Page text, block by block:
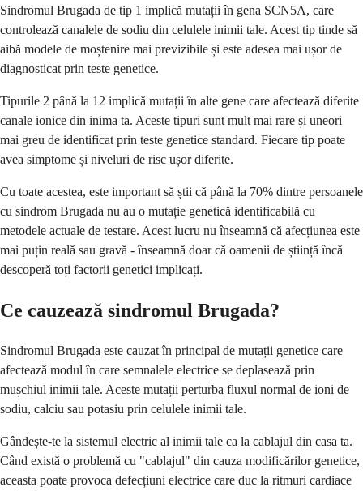
Sindromul Brugada de tip 1 implică mutații în gena SCN5A, care
controlează canalele de sodiu din celulele inimii tale. Acest tip tinde să
aibă modele de moștenire mai previzibile și este adesea mai ușor de
diagnosticat prin teste genetice.
Tipurile 2 până la 12 implică mutații în alte gene care afectează diferite
canale ionice din inima ta. Aceste tipuri sunt mult mai rare și uneori
mai greu de identificat prin teste genetice standard. Fiecare tip poate
avea simptome și niveluri de risc ușor diferite.
Cu toate acestea, este important să știi că până la 70% dintre persoanele
cu sindrom Brugada nu au o mutație genetică identificabilă cu
metodele actuale de testare. Acest lucru nu înseamnă că afecțiunea este
mai puțin reală sau gravă - înseamnă doar că oamenii de știință încă
descoperă toți factorii genetici implicați.
Ce cauzează sindromul Brugada?
Sindromul Brugada este cauzat în principal de mutații genetice care
afectează modul în care semnalele electrice se deplasează prin
mușchiul inimii tale. Aceste mutații perturba fluxul normal de ioni de
sodiu, calciu sau potasiu prin celulele inimii tale.
Gândește-te la sistemul electric al inimii tale ca la cablajul din casa ta.
Când există o problemă cu "cablajul" din cauza modificărilor genetice,
aceasta poate provoca defecțiuni electrice care duc la ritmuri cardiace